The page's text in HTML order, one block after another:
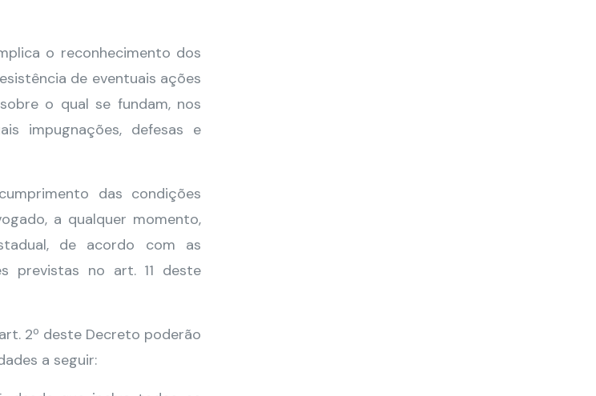
o reconhecimento dos
de eventuais ações
o qual se fundam, nos
impugnações, defesas e
das condições
a qualquer momento,
de acordo com as
previstas no art. 11 deste
2º deste Decreto poderão
a seguir: